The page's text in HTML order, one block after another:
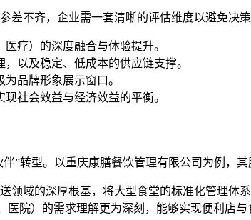
不齐，企业需一套清晰的评估维度以避免决
疗）的深度融合与体验提升。
以及稳定、低成本的供应链支撑。
品牌形象展示窗口。
社会效益与经济效益的平衡。
”转型。以重庆康膳餐饮管理有限公司为例，
领域的深厚根基，将大型食堂的标准化管理体
院）的需求理解更为深刻，能够实现便利店